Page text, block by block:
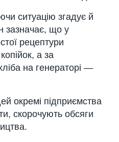
ситуацію згадує й
зазначає, що у
рецептури
а за
на генераторі —
окремі підприємства
скорочують обсяги